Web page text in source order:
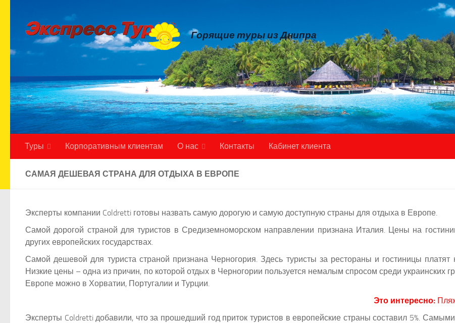
Skip to content
Горящие туры из Днипра
Туры Корпоративным клиентам О нас Контакты Кабинет клиента
САМАЯ ДЕШЕВАЯ СТРАНА ДЛЯ ОТДЫХА В ЕВРОПЕ
Эксперты компании Coldretti готовы назвать самую дорогую и самую доступную страны для отдыха в Европе.
Самой дорогой страной для туристов в Средиземноморском направлении признана Италия. Цены на
других европейских государствах.
Самой дешевой для туриста страной признана Черногория. Здесь туристы за рестораны и гостиницы платят
Низкие цены – одна из причин, по которой отдых в Черногории пользуется немалым спросом среди украинских
Европе можно в Хорватии, Португалии и Турции.
Это интересно:
Эксперты Coldretti добавили, что за прошедший год приток туристов в европейские страны составил 5%.